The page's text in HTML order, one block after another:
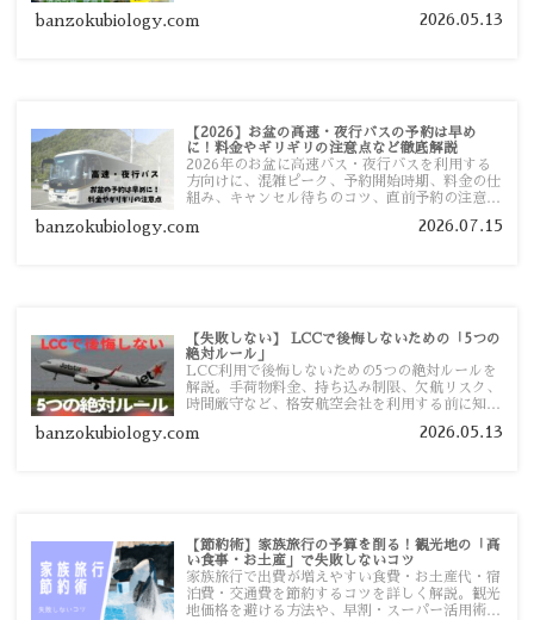
banzokubiology.com 2026.05.13
【2026】お盆の高速・夜行バスの予約は早め
に！料金やギリギリの注意点など徹底解説
2026年のお盆に高速バス・夜行バスを利用する
方向けに、混雑ピーク、予約開始時期、料金の仕
組み、キャンセル待ちのコツ、直前予約の注意点
banzokubiology.com 2026.07.15
【失敗しない】 LCCで後悔しないための「5つの
絶対ルール」
LCC利用で後悔しないための5つの絶対ルールを
解説。手荷物料金、持ち込み制限、欠航リスク、
時間厳守など、格安航空会社を利用する前に知っ
す。
banzokubiology.com 2026.05.13
【節約術】家族旅行の予算を削る！観光地の「高
い食事・お土産」で失敗しないコツ
家族旅行で出費が増えやすい食費・お土産代・宿
泊費・交通費を節約するコツを詳しく解説。観光
地価格を避ける方法や、早割・スーパー活用術、